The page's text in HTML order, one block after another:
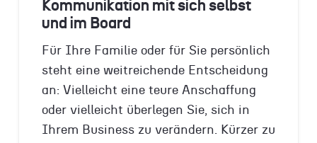
Kommunikation mit sich selbst
und im Board
Für Ihre Familie oder für Sie persönlich
steht eine weitreichende Entscheidung
an: Vielleicht eine teure Anschaffung
oder vielleicht überlegen Sie, sich in
Ihrem Business zu verändern. Kürzer zu